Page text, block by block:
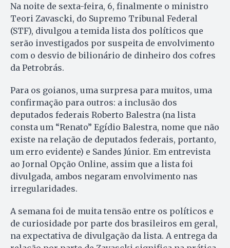
Na noite de sexta-feira, 6, finalmente o ministro
Teori Zavascki, do Supremo Tribunal Federal
(STF), divulgou a temida lista dos políticos que
serão investigados por suspeita de envolvimento
com o desvio de bilionário de dinheiro dos cofres
da Petrobrás.
Para os goianos, uma surpresa para muitos, uma
confirmação para outros: a inclusão dos
deputados federais Roberto Balestra (na lista
consta um “Renato” Egídio Balestra, nome que não
existe na relação de deputados federais, portanto,
um erro evidente) e Sandes Júnior. Em entrevista
ao Jornal Opção Online, assim que a lista foi
divulgada, ambos negaram envolvimento nas
irregularidades.
A semana foi de muita tensão entre os políticos e
de curiosidade por parte dos brasileiros em geral,
na expectativa de divulgação da lista. A entrega da